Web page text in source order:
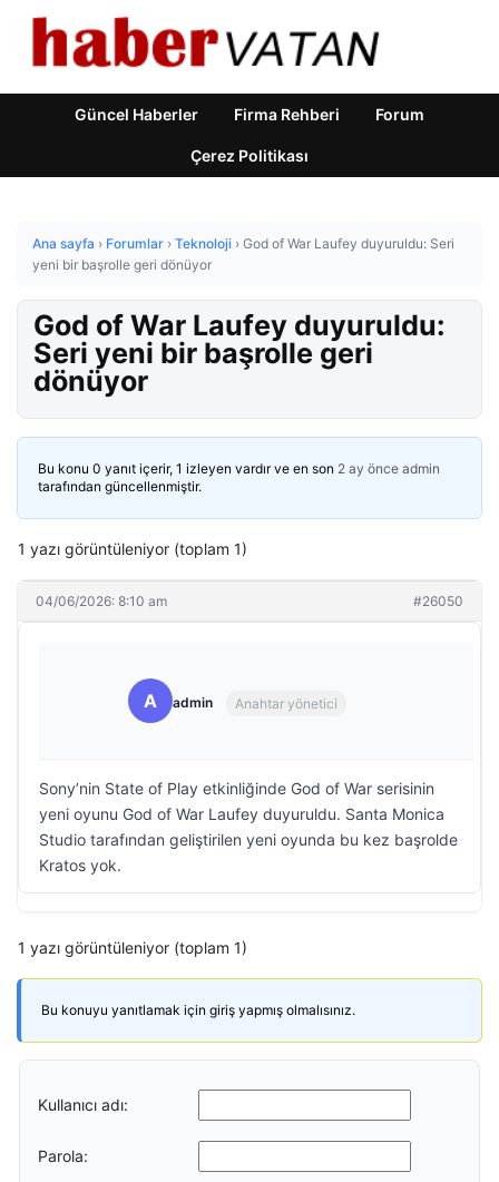
Güncel Haberler Firma Rehberi Forum
Çerez Politikası
Ana sayfa › Forumlar › Teknoloji › God of War Laufey duyuruldu: Seri
yeni bir başrolle geri dönüyor
God of War Laufey duyuruldu:
Seri yeni bir başrolle geri
dönüyor
Bu konu 0 yanıt içerir, 1 izleyen vardır ve en son 2 ay önce admin
tarafından güncellenmiştir.
1 yazı görüntüleniyor (toplam 1)
04/06/2026: 8:10 am #26050
A admin Anahtar yönetici
Sony’nin State of Play etkinliğinde God of War serisinin
yeni oyunu God of War Laufey duyuruldu. Santa Monica
Studio tarafından geliştirilen yeni oyunda bu kez başrolde
Kratos yok.
1 yazı görüntüleniyor (toplam 1)
Bu konuyu yanıtlamak için giriş yapmış olmalısınız.
Kullanıcı adı:
Parola: